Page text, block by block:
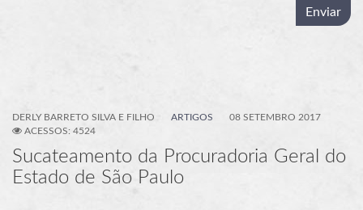
DERLY BARRETO SILVA E FILHO ARTIGOS
08 SETEMBRO 2017
ACESSOS: 4524
Sucateamento da Procuradoria Geral do
Estado de São Paulo